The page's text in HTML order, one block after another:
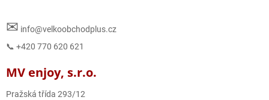
✉ info@velkoobchodplus.cz
📞 +420 770 620 621
MV enjoy, s.r.o.
Pražská třída 293/12